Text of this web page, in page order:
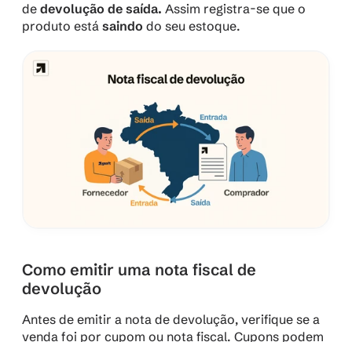
de devolução de saída. Assim registra-se que o
produto está saindo do seu estoque.
Como emitir uma nota fiscal de
devolução
Antes de emitir a nota de devolução, verifique se a
venda foi por cupom ou nota fiscal. Cupons podem